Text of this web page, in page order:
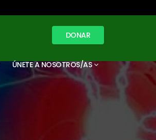
DONAR
ÚNETE A NOSOTROS/AS